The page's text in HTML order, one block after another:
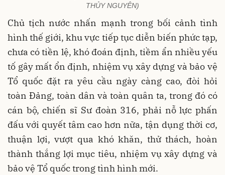
THỦY NGUYÊN)
Chủ tịch nước nhấn mạnh trong bối cảnh tình
hình thế giới, khu vực tiếp tục diễn biến phức tạp,
chưa có tiền lệ, khó đoán định, tiềm ẩn nhiều yếu
tố gây mất ổn định, nhiệm vụ xây dựng và bảo vệ
Tổ quốc đặt ra yêu cầu ngày càng cao, đòi hỏi
toàn Đảng, toàn dân và toàn quân ta, trong đó có
cán bộ, chiến sĩ Sư đoàn 316, phải nỗ lực phấn
đấu với quyết tâm cao hơn nữa, tận dụng thời cơ,
thuận lợi, vượt qua khó khăn, thử thách, hoàn
thành thắng lợi mục tiêu, nhiệm vụ xây dựng và
bảo vệ Tổ quốc trong tình hình mới.